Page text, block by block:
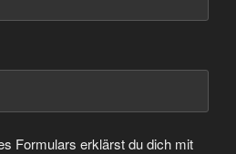
Formulars erklärst du dich mit